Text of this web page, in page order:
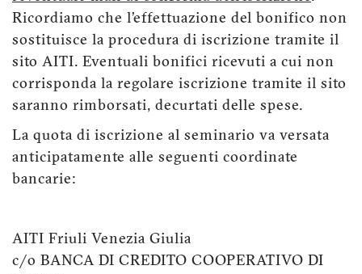
Ricordiamo che l’effettuazione del bonifico non
sostituisce la procedura di iscrizione tramite il
sito AITI. Eventuali bonifici ricevuti a cui non
corrisponda la regolare iscrizione tramite il sito
saranno rimborsati, decurtati delle spese.
La quota di iscrizione al seminario va versata
anticipatamente alle seguenti coordinate
bancarie:
AITI Friuli Venezia Giulia
c/o BANCA DI CREDITO COOPERATIVO DI